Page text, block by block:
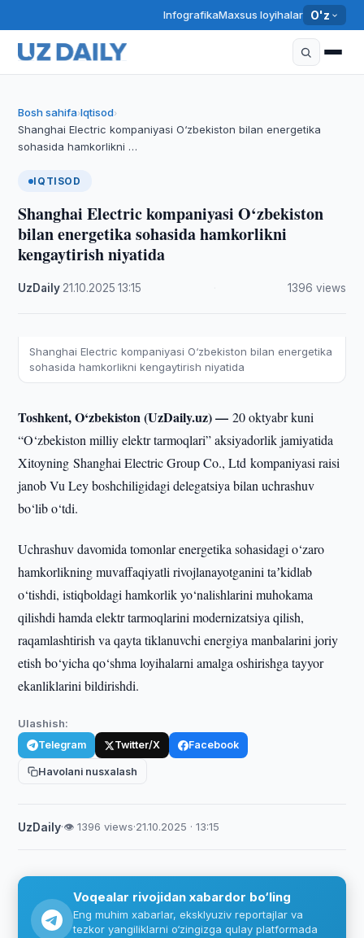
InfografikaMaxsus loyihalar O'z
Bosh sahifa›Iqtisod›
Shanghai Electric kompaniyasi O‘zbekiston bilan energetika
sohasida hamkorlikni …
IQTISOD
Shanghai Electric kompaniyasi O‘zbekiston
bilan energetika sohasida hamkorlikni
kengaytirish niyatida
UzDaily 21.10.2025 ·13:15 1396 views
Shanghai Electric kompaniyasi O‘zbekiston bilan energetika
sohasida hamkorlikni kengaytirish niyatida
Toshkent, O‘zbekiston (UzDaily.uz) —20 oktyabr kuni
“O‘zbekiston milliy elektr tarmoqlari” aksiyadorlik jamiyatida
Xitoyning Shanghai Electric Group Co., Ltd kompaniyasi raisi
janob Vu Ley boshchiligidagi delegatsiya bilan uchrashuv
bo‘lib o‘tdi.
Uchrashuv davomida tomonlar energetika sohasidagi o‘zaro
hamkorlikning muvaffaqiyatli rivojlanayotganini taʼkidlab
o‘tishdi, istiqboldagi hamkorlik yo‘nalishlarini muhokama
qilishdi hamda elektr tarmoqlarini modernizatsiya qilish,
raqamlashtirish va qayta tiklanuvchi energiya manbalarini joriy
etish bo‘yicha qo‘shma loyihalarni amalga oshirishga tayyor
ekanliklarini bildirishdi.
Ulashish:
Telegram Twitter/X Facebook
Havolani nusxalash
UzDaily·👁 1396 views·21.10.2025 · 13:15
Voqealar rivojidan xabardor bo‘ling
Eng muhim xabarlar, eksklyuziv reportajlar va
tezkor yangiliklarni o‘zingizga qulay platformada